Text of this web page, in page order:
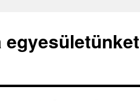
egyesületünket